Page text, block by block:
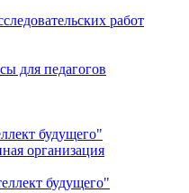
работ
для педагогов
будущего"
организация
будущего"